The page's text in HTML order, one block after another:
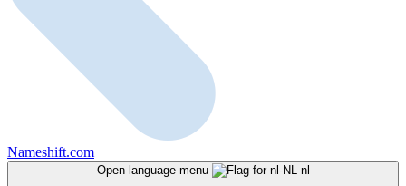
Nameshift.com
Open language menu nl